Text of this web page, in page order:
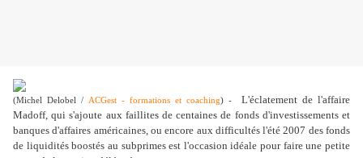
(Michel Delobel / ACGest - formations et coaching) -
L'éclatement de l'affaire
Madoff, qui s'ajoute aux faillites de centaines de fonds d'investissements et
banques d'affaires américaines, ou encore aux difficultés l'été 2007 des fonds
de liquidités boostés au subprimes est l'occasion idéale pour faire une petite